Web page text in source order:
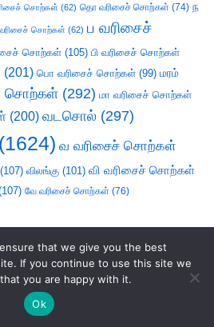
சொற்கள் (62) தொ வரிசைச் சொற்கள் (74) ந
சொற்கள் (62) ப வரிசைச்
சொற்கள் (105) பி வரிசைச் சொற்கள்
(201) பொ வரிசைச் சொற்கள் (99) மரம்
சொற்கள் (292) மா வரிசைச் சொற்கள்
(200) வடசொல் (297)
(1624) வ வரிசைச் சொற்கள்
(107) விலங்கு (101) வி வரிசைச் சொற்கள்
வே வரிசைச் சொற்கள் (76)
|நல்லாயன்
that we give you the best
If you continue to use this site we
you are happy with it.
Ok